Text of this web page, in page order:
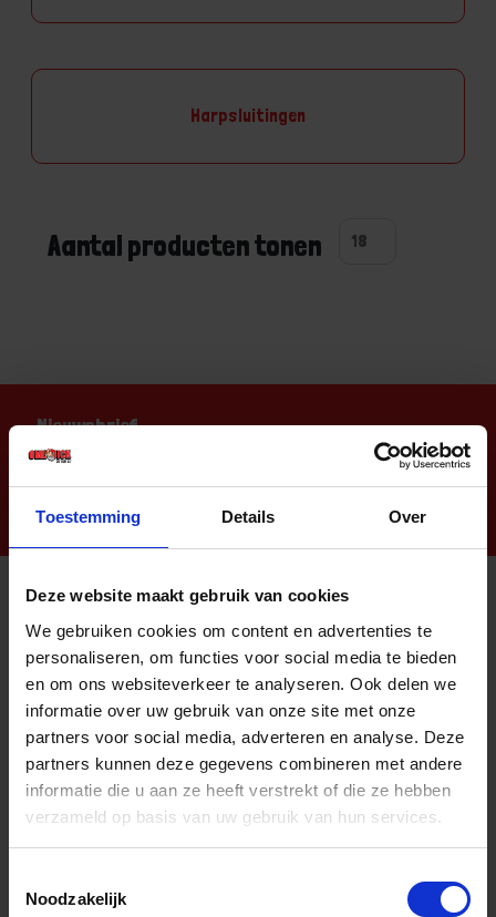
Toestemming Details Over
Deze website maakt gebruik van cookies
We gebruiken cookies om content en advertenties te
personaliseren, om functies voor social media te bieden
en om ons websiteverkeer te analyseren. Ook delen we
informatie over uw gebruik van onze site met onze
partners voor social media, adverteren en analyse. Deze
partners kunnen deze gegevens combineren met andere
informatie die u aan ze heeft verstrekt of die ze hebben
verzameld op basis van uw gebruik van hun services.
Noodzakelijk
Harpsluitingen
Aantal producten tonen
Nieuwsbrief
Informatie
Sitemap
Algemene voorwaarden Ome Dick
Over Ome Dick
Klachtenregeling Ome Dick
Retouren & Garantie Ome Dick
Contact